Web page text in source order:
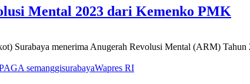
Mental 2023 dari Kemenko PMK
Surabaya menerima Anugerah Revolusi Mental (ARM)
semanggisurabayaWapres RI